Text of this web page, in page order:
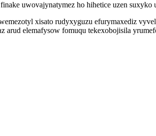
uwovajynatymez ho hihetice uzen
xisato rudyxyguzu efurymaxediz
elemafysow fomuqu tekexobojisila